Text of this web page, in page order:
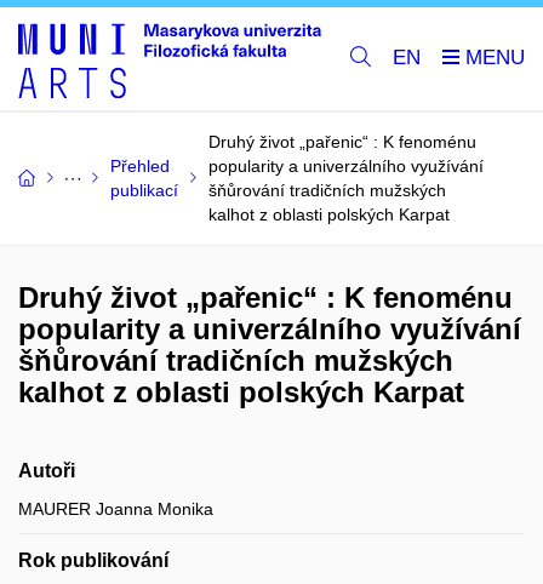
EN
Přehled
publikací
Druhý život „pařenic“ : K fenoménu
popularity a univerzálního využívání
šňůrování tradičních mužských
kalhot z oblasti polských Karpat
Druhý život „pařenic“ : K fenoménu
popularity a univerzálního využívání
šňůrování tradičních mužských
kalhot z oblasti polských Karpat
Autoři
MAURER Joanna Monika
Rok publikování